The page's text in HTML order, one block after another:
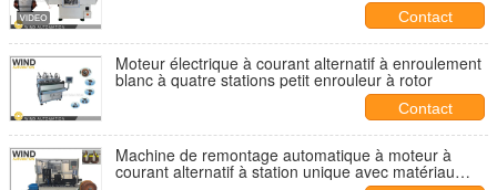
Contact
Moteur électrique à courant alternatif à enroulement
blanc à quatre stations petit enrouleur à rotor
Contact
Machine de remontage automatique à moteur à
courant alternatif à station unique avec matériau